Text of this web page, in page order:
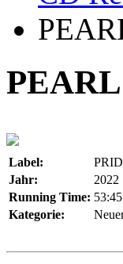
Label:
Jahr:
2022
Running Time: 53:45
Kategorie: